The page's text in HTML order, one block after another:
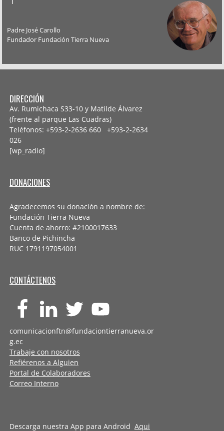
Padre José Carollo
Fundador Fundación Tierra Nueva
DIRECCIÓN
Av. Rumichaca S33-10 y Matilde Álvarez
(frente al parque Las Cuadras)
Teléfonos: +593-2-2636 660 +593-2-2634
026
[wp_radio]
DONACIONES
Agradecemos su donación a nombre de:
Fundación Tierra Nueva
Cuenta de ahorro: #2100017633
Banco de Pichincha
RUC 1791197054001
CONTÁCTENOS
comunicacionftn@fundaciontierranueva.or
g.ec
Trabaje con nosotros
Refiérenos a Alguien
Portal de Colaboradores
Correo Interno
Descarga nuestra App para Android Aqui